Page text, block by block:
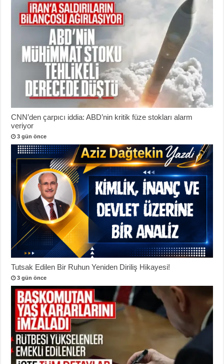
CNN’den çarpıcı iddia: ABD’nin kritik füze stokları alarm
veriyor
3 gün önce
Tutsak Edilen Bir Ruhun Yeniden Diriliş Hikayesi!
3 gün önce